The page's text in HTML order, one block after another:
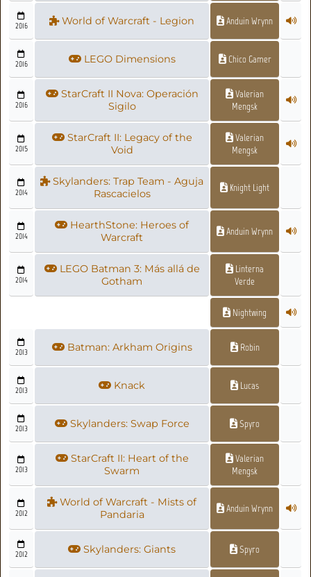
2016 World of Warcraft - Legion Anduin Wrynn
2016 LEGO Dimensions Chico Gamer
2016
StarCraft II Nova: Operación
Sigilo
Valerian
Mengsk
2015
StarCraft II: Legacy of the
Void
Valerian
Mengsk
2014
Skylanders: Trap Team - Aguja
Rascacielos
Knight Light
2014
HearthStone: Heroes of
Warcraft
Anduin Wrynn
2014
LEGO Batman 3: Más allá de
Gotham
Linterna
Verde
Nightwing
2013 Batman: Arkham Origins Robin
2013 Knack Lucas
2013 Skylanders: Swap Force Spyro
2013
StarCraft II: Heart of the
Swarm
Valerian
Mengsk
2012
World of Warcraft - Mists of
Pandaria
Anduin Wrynn
2012 Skylanders: Giants Spyro